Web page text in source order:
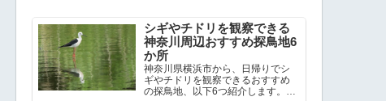
シギやチドリを観察できる
神奈川周辺おすすめ探鳥地6
か所
神奈川県横浜市から、日帰りでシ
ギやチドリを観察できるおすすめ
の探鳥地、以下6つ紹介します。こ